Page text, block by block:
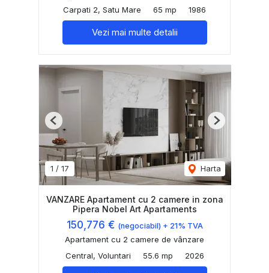
Carpati 2, Satu Mare
65 mp 1986
Vezi mai multe detalii
1 / 17 Harta
Previous Next
VANZARE Apartament cu 2 camere in zona
Pipera Nobel Art Apartaments
150,776 € (negociabil) + 21% TVA
Apartament cu 2 camere de vânzare
Central, Voluntari
55.6 mp 2026